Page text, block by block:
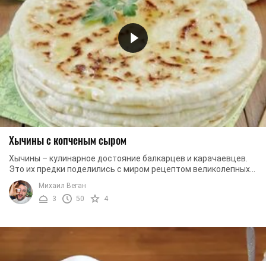
Хычины с копченым сыром
Хычины – кулинарное достояние балкарцев и карачаевцев.
Это их предки поделились с миром рецептом великолепных
тонких лепешек. Хычины с копченым сыром ...
Михаил Веган
3
50 4